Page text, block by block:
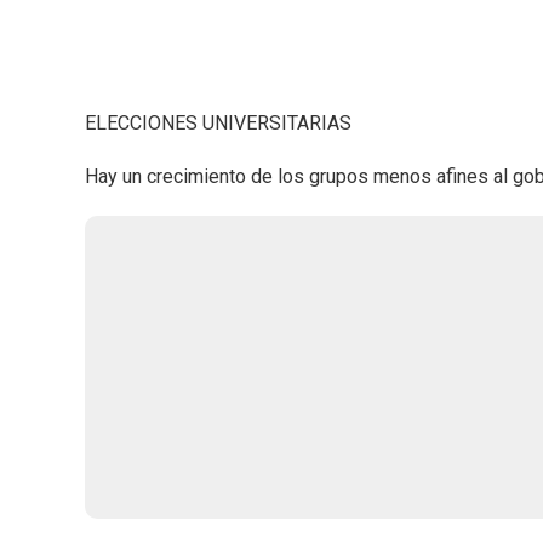
ELECCIONES UNIVERSITARIAS
Hay un crecimiento de los grupos menos afines al